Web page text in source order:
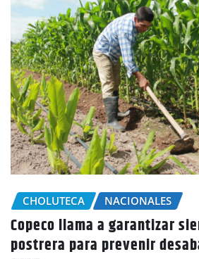
siembra de
desabastecimiento en